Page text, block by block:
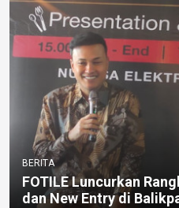
BERITA
FOTILE Luncurkan
dan New Entry di